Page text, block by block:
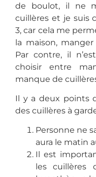
de boulot, il ne
cuillères et je suis
3, car cela me
la maison,
Par contre, il
choisir entre
manque de
Il y a deux points
des cuillères à
Personne ne
aura le matin
Il est
les cuillères